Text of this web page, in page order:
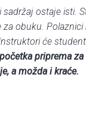
ostaje isti.
obuku.
će
priprema
a možda i kraće.